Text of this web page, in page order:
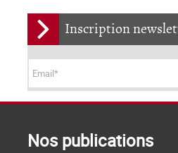
Inscription
Nos publications